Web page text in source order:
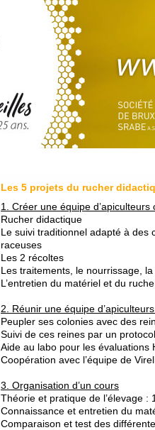
Les 5 projets du rucher
1. Créer une équipe
Rucher didactique
Le suivi traditionnel adapté à des
raceuses
Les 2 récoltes
Les traitements, le nourrissage,
L’entretien du matériel et du
2. Réunir une équipe
Peupler ses colonies avec des
Suivi de ces reines par un
Aide au labo pour les évaluations
Coopération avec l’équipe de
3. Organisation d’un cours
Théorie et pratique de l’élevage :
Connaissance et entretien du
Comparaison et test des